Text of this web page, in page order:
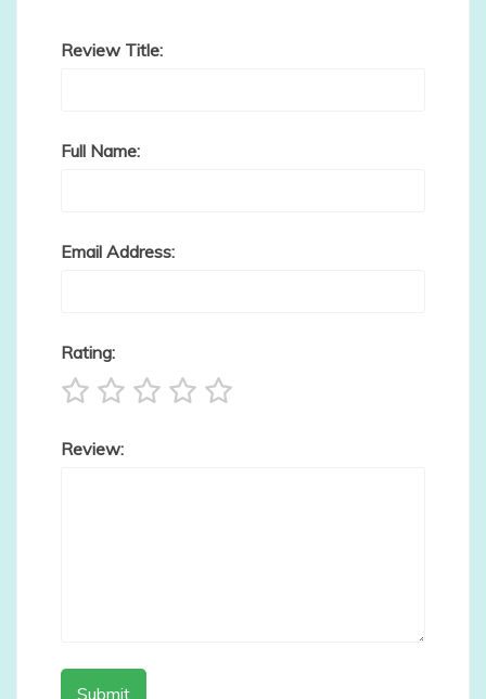
Review Title:
Full Name:
Email Address:
Rating:
Review: